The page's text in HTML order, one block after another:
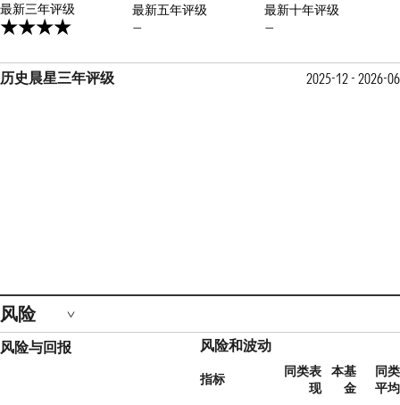
最新三年评级
最新五年评级
—
最新十年评级
—
历史晨星三年评级 2025-12 - 2026-06
风险
风险与回报 风险和波动
指标
同类表
现
本基
金
同类
平均